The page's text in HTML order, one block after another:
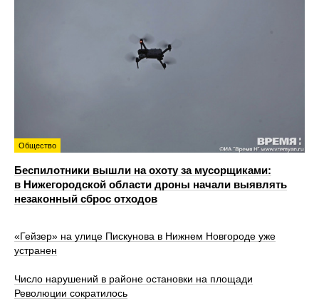
Общество
Беспилотники вышли на охоту за мусорщиками:
в Нижегородской области дроны начали выявлять
незаконный сброс отходов
«Гейзер» на улице Пискунова в Нижнем Новгороде уже
устранен
Число нарушений в районе остановки на площади
Революции сократилось